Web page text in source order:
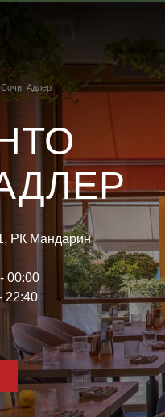
РК Мандарин
00:00
22:40
Адлер